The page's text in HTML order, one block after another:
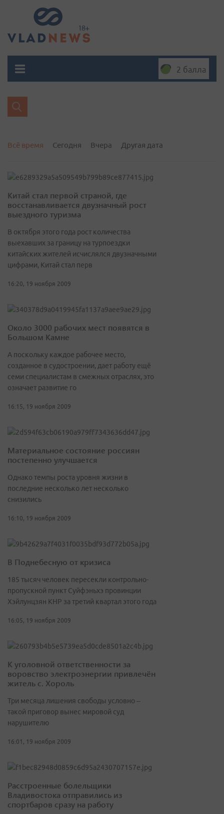
2 балла
Всё время Сегодня Вчера Другая дата
Китай стал первой страной, где
восстанавливается двузначный рост
выездного туризма
В октября этого года рост количества
выехавших за границу на турпоездки
китайских жителей исчислялся двузначными
цифрами, Китай стал перв
16:20, 19 ноября 2009
Около 3000 рабочих мест появятся в
Большом Камне
А поскольку каждое рабочее место,
созданное в судостроении, дает работу ещё
семи специалистам в смежных отраслях, это
означает развитие го
16:15, 19 ноября 2009
Материальное состояние россиян
постепенно улучшается
Однако темпы роста уровня жизни в
последние несколько лет несколько
снизились
16:10, 19 ноября 2009
В Поднебесную от кризиса
185 тысяч человек пересекли контрольно-
пропускной пункт Суйфэньхэ провинции
Хэйлунцзян КНР за третий квартал этого года
16:05, 19 ноября 2009
К уголовной ответственности за
воровство электроэнергии привлечён
житель с. Хороль
Три месяца лишения свободы условно –
такой приговор вынес мировой суд
нарушителю
16:01, 19 ноября 2009
Расстроенные болельщики
Владивостока отправились из
спортбаров сразу на работу